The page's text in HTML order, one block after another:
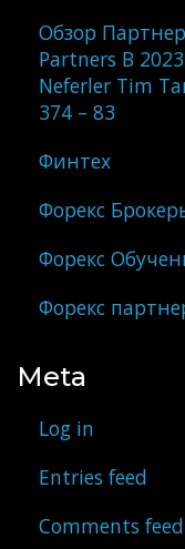
Обзор
Partners В
Neferler Tim
374 – 83
Финтех
Форекс
Форекс
Форекс
Meta
Log in
Entries feed
Comments feed